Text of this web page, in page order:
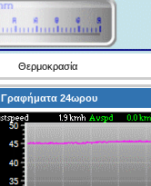
Θερμοκρασία
Γραφήματα 24ωρου